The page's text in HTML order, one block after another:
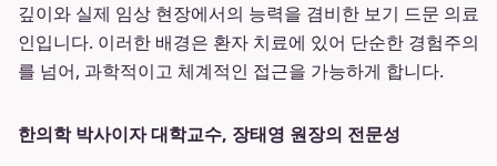
깊이와 실제 임상 현장에서의 능력을 겸비한 보기 드문 의료
인입니다. 이러한 배경은 환자 치료에 있어 단순한 경험주의
를 넘어, 과학적이고 체계적인 접근을 가능하게 합니다.
한의학 박사이자 대학교수, 장태영 원장의 전문성